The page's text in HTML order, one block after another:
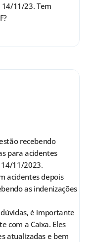
11/23. Tem
recebendo
para acidentes
11/2023.
acidentes depois
as indenizações
é importante
com a Caixa. Eles
atualizadas e bem